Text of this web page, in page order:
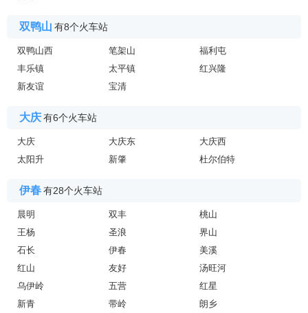
双鸭山 有8个火车站
双鸭山西 笔架山
福利屯
丰乐镇
太平镇
红兴隆
新友谊
宝清
大庆有6个火车站
大庆 大庆东
大庆西
太阳升
新肇 杜尔伯特
伊春有28个火车站
晨明 双丰
桃山
王杨
圣浪
界山
石长
伊春
美溪
红山
友好
汤旺河
乌伊岭
五营
红星
新青
带岭
朗乡